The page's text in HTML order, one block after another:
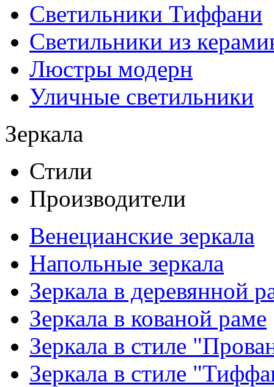
Светильники Тиффани
Светильники из
Люстры модерн
Уличные светильники
Зеркала
Стили
Производители
Венецианские зеркала
Напольные зеркала
Зеркала в деревянной
Зеркала в кованой раме
Зеркала в стиле
Зеркала в стиле